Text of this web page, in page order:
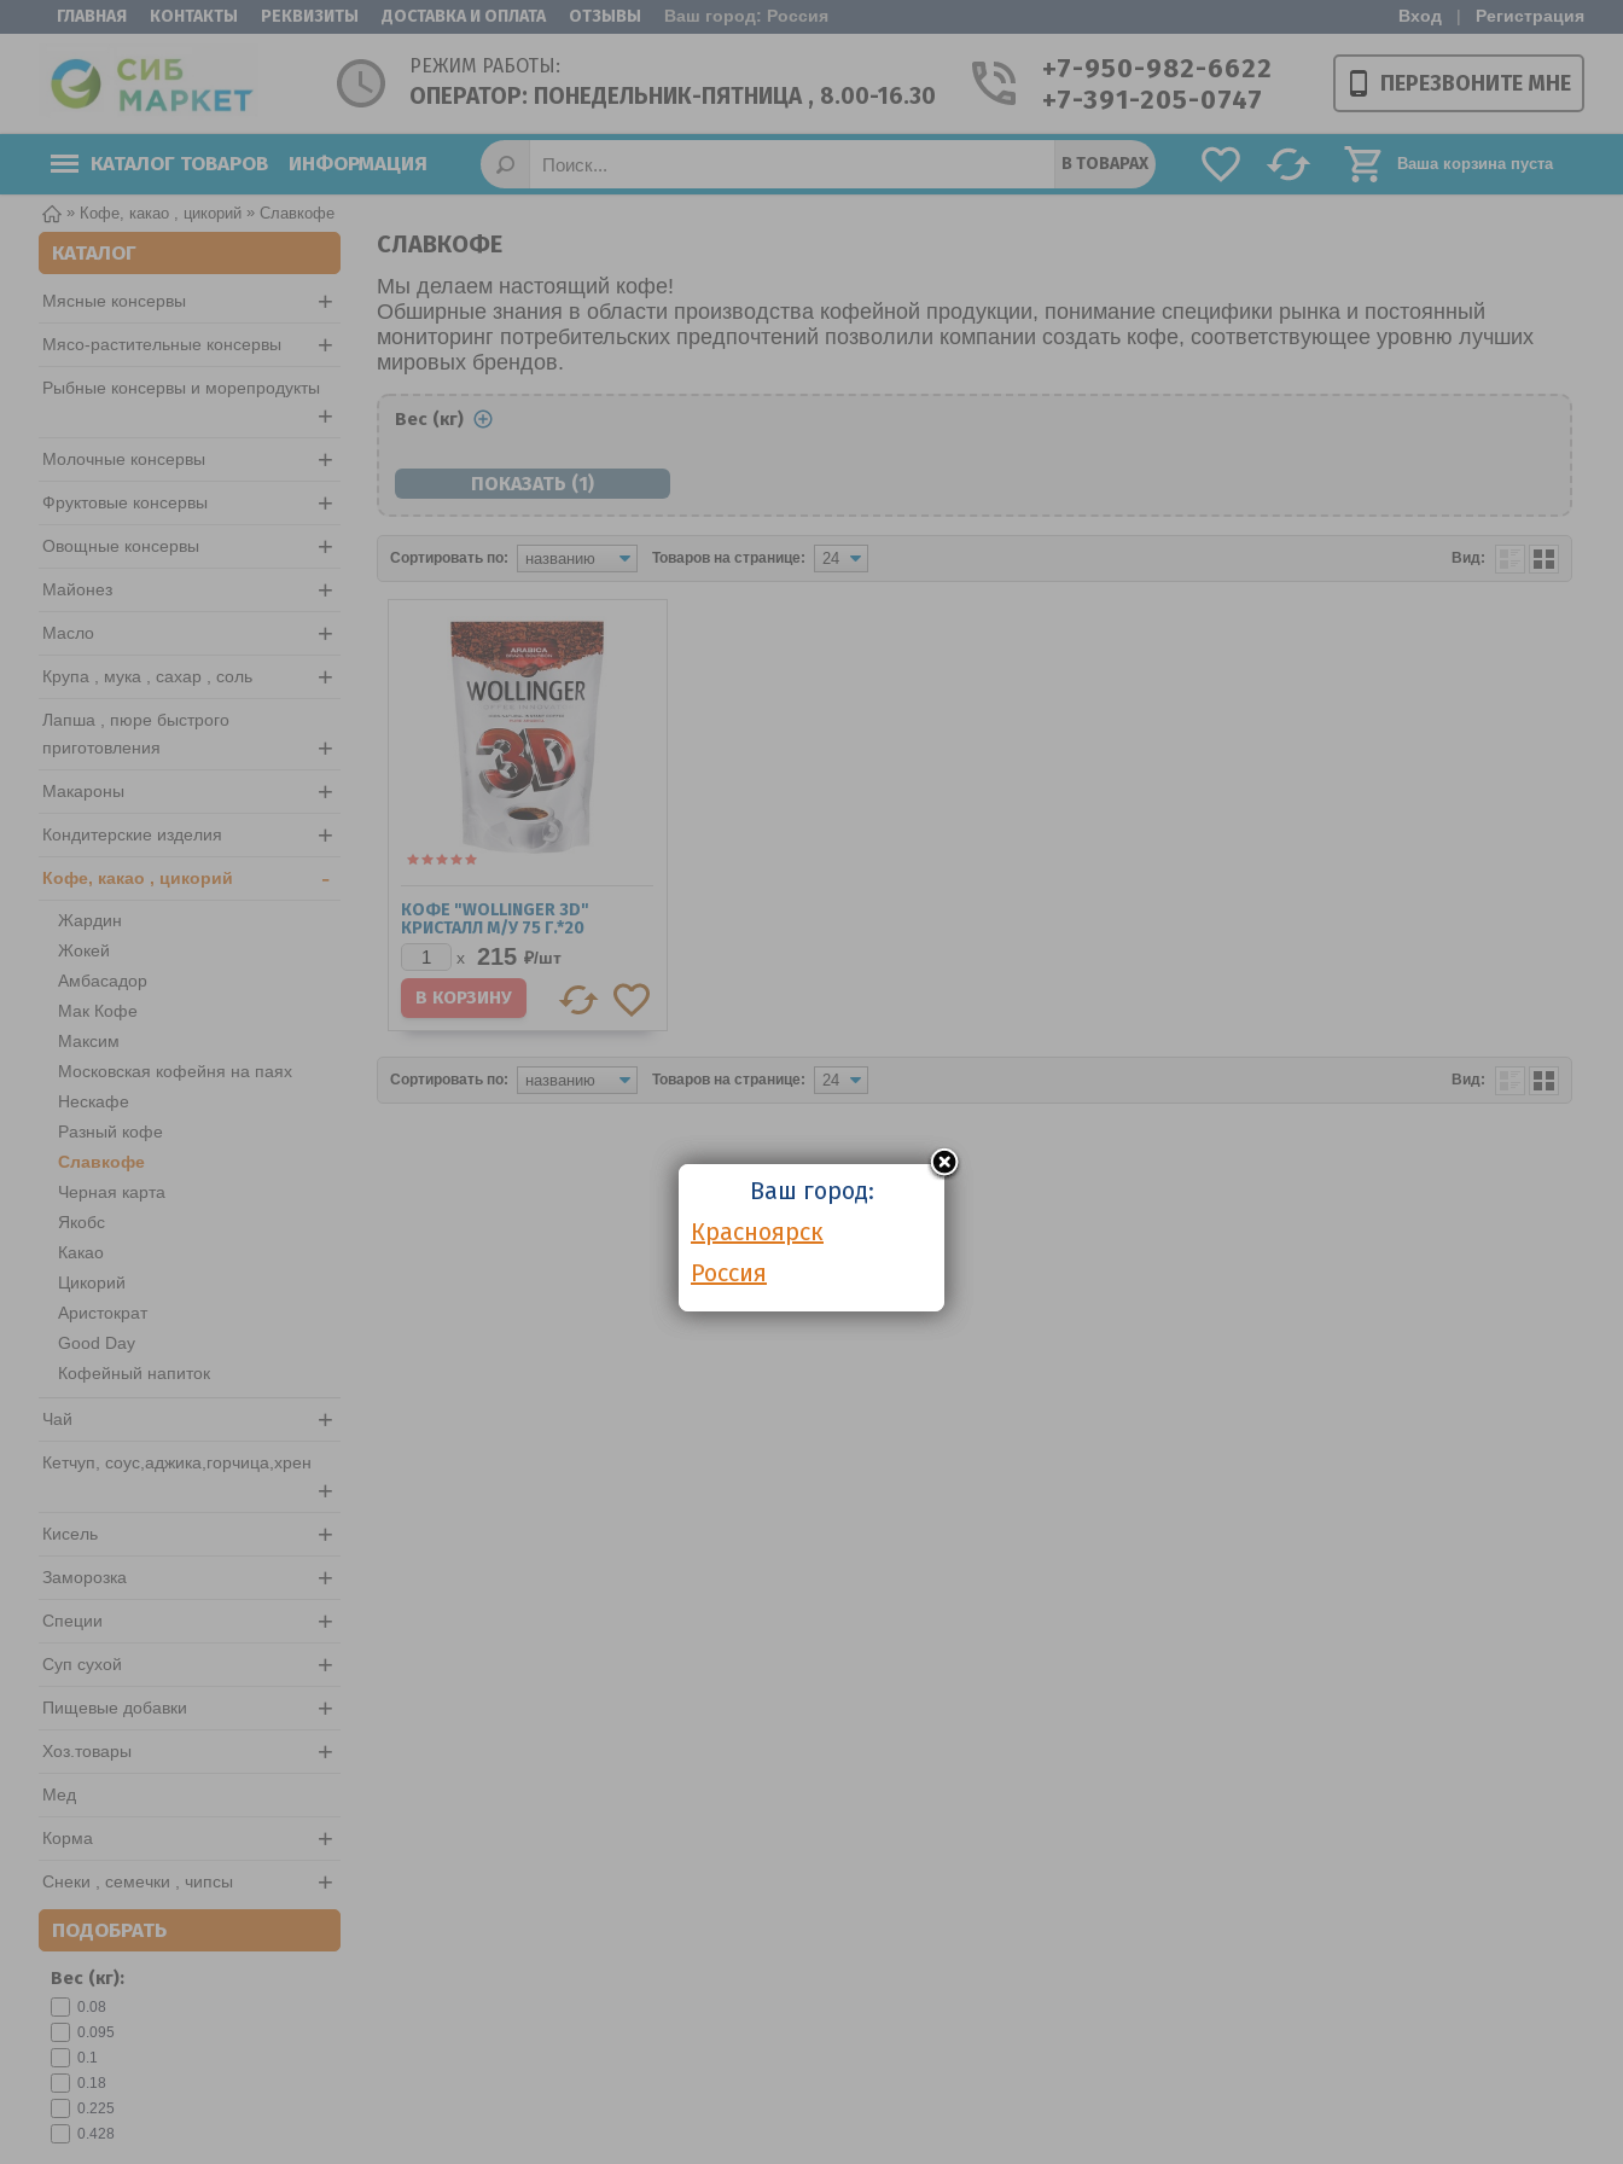
ГЛАВНАЯ КОНТАКТЫ РЕКВИЗИТЫ ДОСТАВКА И ОПЛАТА ОТЗЫВЫ Ваш город: Россия Вход | Регистрация
РЕЖИМ РАБОТЫ:
ОПЕРАТОР: ПОНЕДЕЛЬНИК-ПЯТНИЦА , 8.00-16.30
+7-950-982-6622
+7-391-205-0747
ПЕРЕЗВОНИТЕ МНЕ
КАТАЛОГ ТОВАРОВ ИНФОРМАЦИЯ Ваша корзина пуста
В ТОВАРАХ
» Кофе, какао , цикорий » Славкофе
КАТАЛОГ
Мясные консервы +
Мясо-растительные консервы +
Рыбные консервы и морепродукты
+
Молочные консервы +
Фруктовые консервы +
Овощные консервы +
Майонез +
Масло +
Крупа , мука , сахар , соль +
Лапша , пюре быстрого
приготовления
+
Макароны +
Кондитерские изделия +
Кофе, какао , цикорий -
Жардин
Жокей
Амбасадор
Мак Кофе
Максим
Московская кофейня на паях
Нескафе
Разный кофе
Славкофе
Черная карта
Якобс
Какао
Цикорий
Аристократ
Good Day
Кофейный напиток
Чай +
Кетчуп, соус,аджика,горчица,хрен
+
Кисель +
Заморозка +
Специи +
Суп сухой +
Пищевые добавки +
Хоз.товары +
Мед
Корма +
Снеки , семечки , чипсы +
ПОДОБРАТЬ
Вес (кг):
0.08
0.095
0.1
0.18
0.225
0.428
СЛАВКОФЕ
Мы делаем настоящий кофе!
Обширные знания в области производства кофейной продукции, понимание специфики рынка и постоянный
мониторинг потребительских предпочтений позволили компании создать кофе, соответствующее уровню лучших
мировых брендов.
Вес (кг)
Сортировать по: Товаров на странице: Вид:
КОФЕ "WOLLINGER 3D"
КРИСТАЛЛ М/У 75 Г.*20
x 215 ₽/шт
Сортировать по: Товаров на странице: Вид:
Ваш город:
Красноярск
Россия